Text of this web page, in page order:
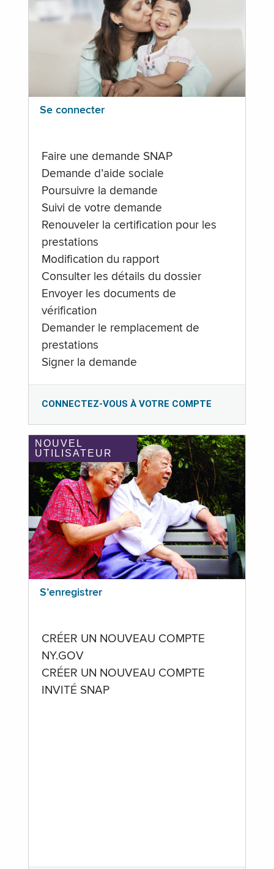
Se connecter
Faire une demande SNAP
Demande d’aide sociale
Poursuivre la demande
Suivi de votre demande
Renouveler la certification pour les
prestations
Modification du rapport
Consulter les détails du dossier
Envoyer les documents de
vérification
Demander le remplacement de
prestations
Signer la demande
CONNECTEZ-VOUS À VOTRE COMPTE
NOUVEL
UTILISATEUR
S’enregistrer
CRÉER UN NOUVEAU COMPTE
NY.GOV
CRÉER UN NOUVEAU COMPTE
INVITÉ SNAP